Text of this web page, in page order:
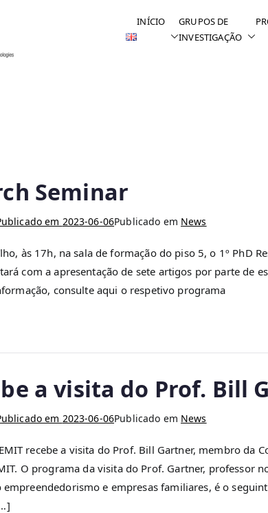
INÍCIO
GRUPOS DE
INVESTIGAÇÃO
Seminar
em 2023-06-06Publicado em News
às 17h, na sala de formação do piso 5, o 1º PhD
com a apresentação de sete artigos por parte de
consulte aqui o respetivo programa
a visita do Prof. Bill
em 2023-06-06Publicado em News
recebe a visita do Prof. Bill Gartner, membro da
O programa da visita do Prof. Gartner, professor
empreendedorismo e empresas familiares, é o